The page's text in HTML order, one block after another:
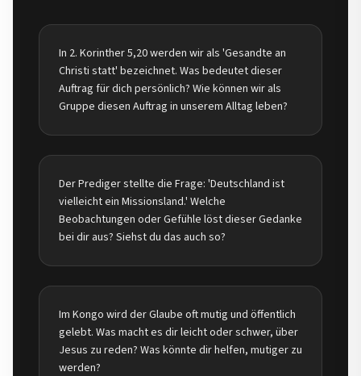
In 2. Korinther 5,20 werden wir als 'Gesandte an
Christi statt' bezeichnet. Was bedeutet dieser
Auftrag für dich persönlich? Wie können wir als
Gruppe diesen Auftrag in unserem Alltag leben?
Der Prediger stellte die Frage: 'Deutschland ist
vielleicht ein Missionsland.' Welche
Beobachtungen oder Gefühle löst dieser Gedanke
bei dir aus? Siehst du das auch so?
Im Kongo wird der Glaube oft mutig und öffentlich
gelebt. Was macht es dir leicht oder schwer, über
Jesus zu reden? Was könnte dir helfen, mutiger zu
werden?